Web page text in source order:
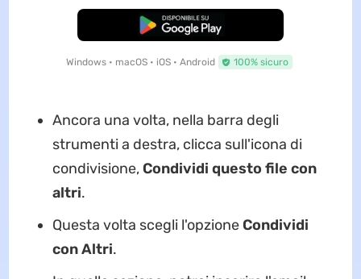
Download Gratis
Windows • macOS • iOS • Android 100% sicuro
Ancora una volta, nella barra degli
strumenti a destra, clicca sull'icona di
condivisione, Condividi questo file con
altri.
Questa volta scegli l'opzione Condividi
con Altri.